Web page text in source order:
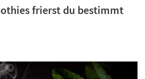
frierst du bestimmt